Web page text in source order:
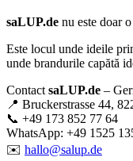
saLUP.de nu este doar
Este locul unde ideile
unde brandurile capătă
Contact saLUP.de –
📍 Bruckerstrasse 44,
📞 +49 173 852 77 64
WhatsApp: +49 1525
✉️ hallo@salup.de